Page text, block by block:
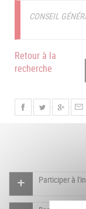
CONSEIL
Retour à la
recherche
Participer à